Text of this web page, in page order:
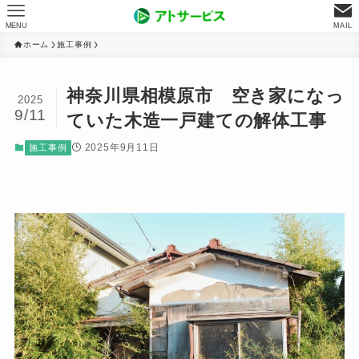
MAIL
MENU
ホーム 施工事例
神奈川県相模原市 空き家になっ
ていた木造一戸建ての解体工事
2025
9/11
施工事例 2025年9月11日